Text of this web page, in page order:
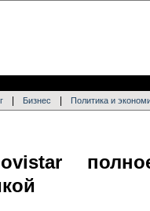
Бизнес Политика и